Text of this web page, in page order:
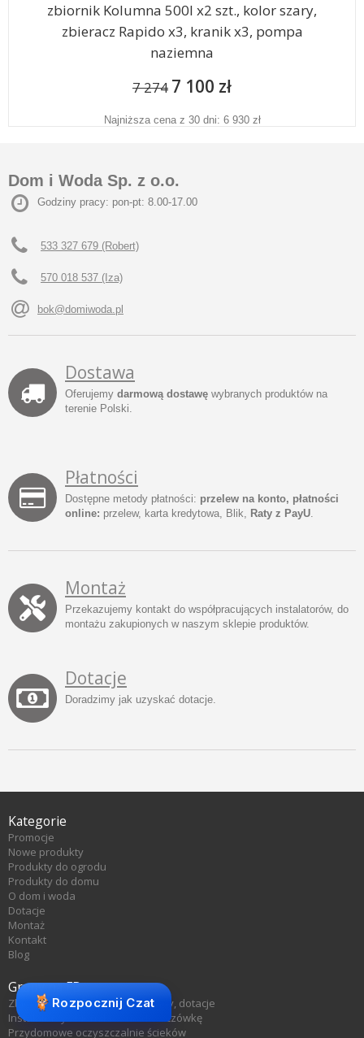
zbiornik Kolumna 500l x2 szt., kolor szary,
zbieracz Rapido x3, kranik x3, pompa
naziemna
7 274 7 100 zł
Najniższa cena z 30 dni: 6 930 zł
Dom i Woda Sp. z o.o.
Godziny pracy: pon-pt: 8.00-17.00
533 327 679 (Robert)
570 018 537 (Iza)
bok@domiwoda.pl
Dostawa
Oferujemy darmową dostawę wybranych produktów na
terenie Polski.
Płatności
Dostępne metody płatności: przelew na konto, płatności
online: przelew, karta kredytowa, Blik, Raty z PayU.
Montaż
Przekazujemy kontakt do współpracujących instalatorów, do
montażu zakupionych w naszym sklepie produktów.
Dotacje
Doradzimy jak uzyskać dotacje.
Kategorie
Promocje
Nowe produkty
Produkty do ogrodu
Produkty do domu
O dom i woda
Dotacje
Montaż
Kontakt
Blog
Grupy na FB
Zbiorniki na deszczówkę - porady, dotacje
Instalatorzy zbiorników na deszczówkę
Przydomowe oczyszczalnie ścieków
Rozpocznij Czat